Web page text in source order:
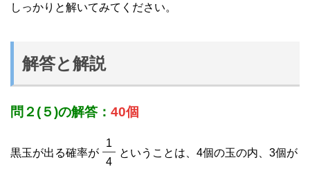
しっかりと解いてみてください。
解答と解説
問２(５)の解答： 40個
黒玉が出る確率が
1
4
ということは、4個の玉の内、3個が